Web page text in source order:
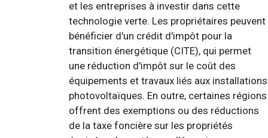
et les entreprises à investir dans cette
technologie verte. Les propriétaires peuvent
bénéficier d'un crédit d'impôt pour la
transition énergétique (CITE), qui permet
une réduction d'impôt sur le coût des
équipements et travaux liés aux installations
photovoltaïques. En outre, certaines régions
offrent des exemptions ou des réductions
de la taxe foncière sur les propriétés